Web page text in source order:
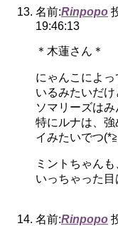
名前:Rinpopo
19:46:13
＊木蓮さん＊
にゃんこによ
いるみたいだけ
ソマリーズは
特にルナは、
イみたいでつ
ミントちゃん
いっちゃった
名前:Rinpopo